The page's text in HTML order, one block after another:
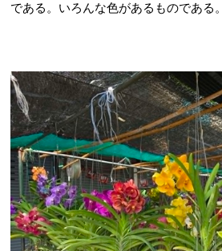
である。いろんな色があるものである。